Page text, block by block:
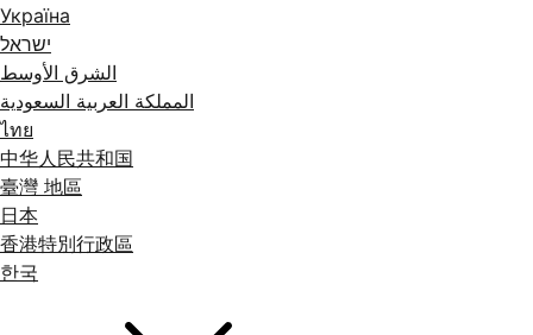
Україна
ישראל
الشرق الأوسط
المملكة العربية السعودية
ไทย
中华人民共和国
臺灣 地區
日本
香港特別行政區
한국